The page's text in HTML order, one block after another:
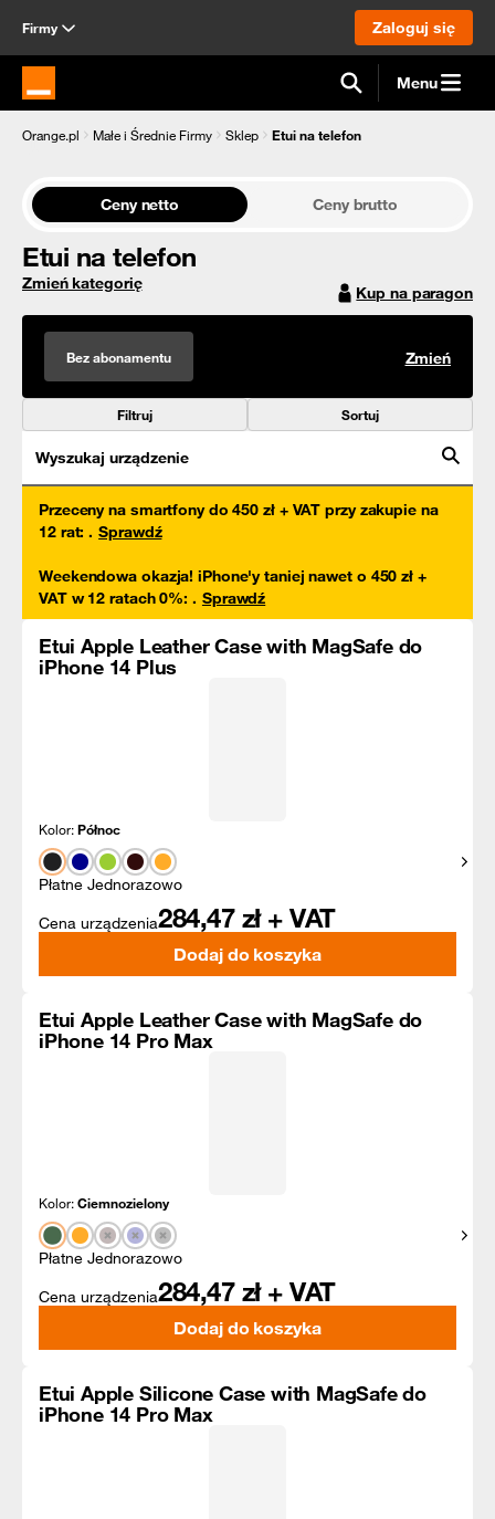
Firmy Zaloguj się
Strona główna Orange.pl Menu
Orange.pl Małe i Średnie Firmy Sklep Etui na telefon
Ceny netto Ceny brutto
Etui na telefon
Zmień kategorię Kup na paragon
Bez abonamentu Zmień
Filtruj Sortuj
Wyszukaj urządzenie
Przeceny na smartfony do 450 zł + VAT przy zakupie na
12 rat: . Sprawdź
Weekendowa okazja! iPhone'y taniej nawet o 450 zł +
VAT w 12 ratach 0%: . Sprawdź
Etui Apple Leather Case with MagSafe do
iPhone 14 Plus
Kolor:Północ
Płatne Jednorazowo
Cena urządzenia284,47 zł + VAT
Dodaj do koszyka
Etui Apple Leather Case with MagSafe do
iPhone 14 Pro Max
Kolor:Ciemnozielony
Płatne Jednorazowo
Cena urządzenia284,47 zł + VAT
Dodaj do koszyka
Etui Apple Silicone Case with MagSafe do
iPhone 14 Pro Max